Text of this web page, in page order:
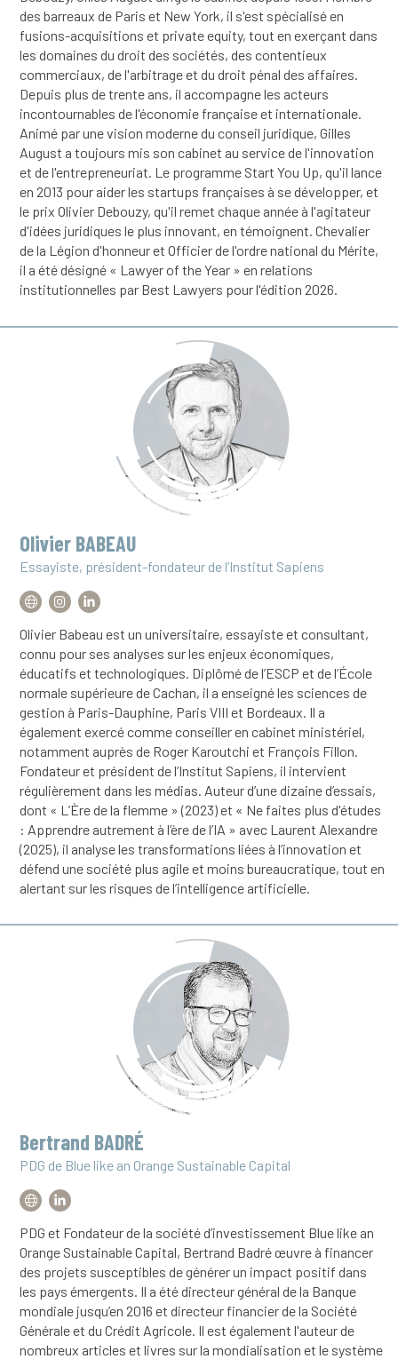
des barreaux de Paris et New York, il s'est spécialisé en
fusions-acquisitions et private equity, tout en exerçant dans
les domaines du droit des sociétés, des contentieux
commerciaux, de l'arbitrage et du droit pénal des affaires.
Depuis plus de trente ans, il accompagne les acteurs
incontournables de l'économie française et internationale.
Animé par une vision moderne du conseil juridique, Gilles
August a toujours mis son cabinet au service de l'innovation
et de l'entrepreneuriat. Le programme Start You Up, qu'il lance
en 2013 pour aider les startups françaises à se développer, et
le prix Olivier Debouzy, qu'il remet chaque année à l'agitateur
d'idées juridiques le plus innovant, en témoignent. Chevalier
de la Légion d'honneur et Officier de l'ordre national du Mérite,
il a été désigné « Lawyer of the Year » en relations
institutionnelles par Best Lawyers pour l'édition 2026.
Olivier BABEAU
Essayiste, président-fondateur de l’Institut Sapiens
Olivier Babeau est un universitaire, essayiste et consultant,
connu pour ses analyses sur les enjeux économiques,
éducatifs et technologiques. Diplômé de l’ESCP et de l’École
normale supérieure de Cachan, il a enseigné les sciences de
gestion à Paris-Dauphine, Paris VIII et Bordeaux. Il a
également exercé comme conseiller en cabinet ministériel,
notamment auprès de Roger Karoutchi et François Fillon.
Fondateur et président de l’Institut Sapiens, il intervient
régulièrement dans les médias. Auteur d’une dizaine d’essais,
dont « L’Ère de la flemme » (2023) et « Ne faites plus d'études
: Apprendre autrement à l’ère de l’IA » avec Laurent Alexandre
(2025), il analyse les transformations liées à l’innovation et
défend une société plus agile et moins bureaucratique, tout en
alertant sur les risques de l’intelligence artificielle.
Bertrand BADRÉ
PDG de Blue like an Orange Sustainable Capital
PDG et Fondateur de la société d’investissement Blue like an
Orange Sustainable Capital, Bertrand Badré œuvre à financer
des projets susceptibles de générer un impact positif dans
les pays émergents. Il a été directeur général de la Banque
mondiale jusqu’en 2016 et directeur financier de la Société
Générale et du Crédit Agricole. Il est également l'auteur de
nombreux articles et livres sur la mondialisation et le système